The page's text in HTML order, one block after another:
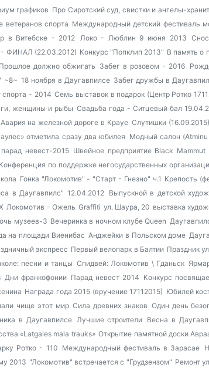
графиков Про Сиротский суд, свистки и ангелы-
ветеранов спорта Международный детский фестиваль
в Витебске - 2012 Локо - Люблин 9 июня 2013
ФИНАЛ (22.03.2012) Конкурс "Попклип 2013" В память о
Прошлое должно обжигать Забег в розовом - 2016
~8~ 18 ноября в Даугавпилсе Забег дружбы в
спорта - 2014 Семь выставок в подарок (Центр Ротко
женщины и рыбы Свадьба года - Ситцевый бал
Авария на железной дороге в Крауе Слутишки (16.09.2015)
отметила сразу два юбилея Модный салон
парад невест-2015 Швейное предприятие Black Mammut
Конференция по поддержке негосударственных
Гонка "Локомотив" - "Старт - Гнезно" ч.1 Крепость
в Даугавпилс" 12.04.2012
Выпускной в детской
Локомотив - Ожель Graffiti ул. Шаура, 20 выставка
музеев-3 Вечеринка в ночном клубе Queen
на площади Виенибас Анджейки в Польском доме
экспресс Первый велопарк в Балтии Праздник
песни и танцы Спидвей: Локомотив \ Гданьск
Дни франкофонии Парад невест 2014 Конкурс
Награда года 2015 (вручение 17112015) Юбилей
чище этот мир Сила древних знаков Один день
в Даугавпилсе Лучшие строители Весна в
«Latgales mala trauks» Открытие памятной доски
Ротко - 110 Международный фестиваль в Зарасае
2013 "Локомотив" встречается с "Грудзензом" Ремонт